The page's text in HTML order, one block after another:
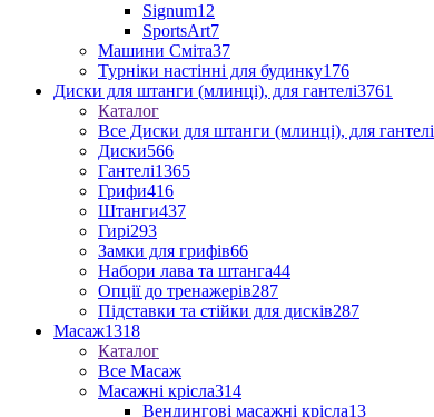
Signum12
SportsArt7
Машини Сміта37
Турніки настінні для будинку176
Диски для штанги (млинці), для гантелі3761
Каталог
Все Диски для штанги (млинці), для гантелі
Диски566
Гантелі1365
Грифи416
Штанги437
Гирі293
Замки для грифів66
Набори лава та штанга44
Опції до тренажерів287
Підставки та стійки для дисків287
Масаж1318
Каталог
Все Масаж
Масажні крісла314
Вендингові масажні крісла13